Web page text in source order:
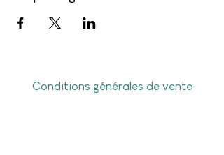
Conditions générales de vente